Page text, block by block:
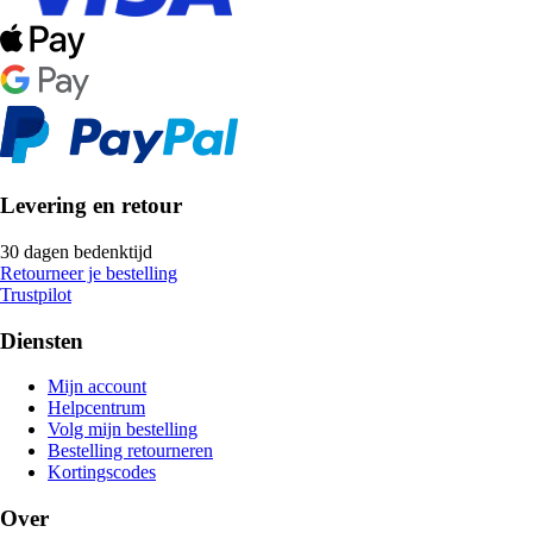
Levering en retour
30 dagen bedenktijd
Retourneer je bestelling
Trustpilot
Diensten
Mijn account
Helpcentrum
Volg mijn bestelling
Bestelling retourneren
Kortingscodes
Over